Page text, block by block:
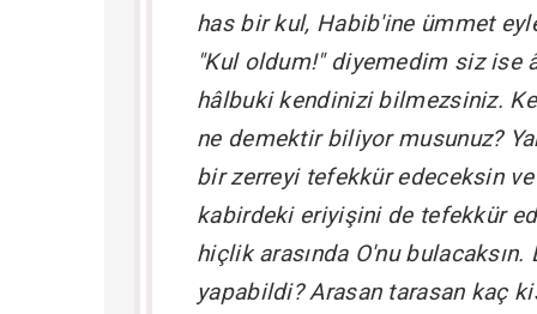
has bir kul, Habib'ine ümmet
"Kul oldum!" diyemedim siz ise
hâlbuki kendinizi bilmezsiniz.
ne demektir biliyor musunuz?
bir zerreyi tefekkür edeceksin
kabirdeki eriyişini de tefekkür
hiçlik arasında O'nu bulacaksın.
yapabildi? Arasan tarasan kaç